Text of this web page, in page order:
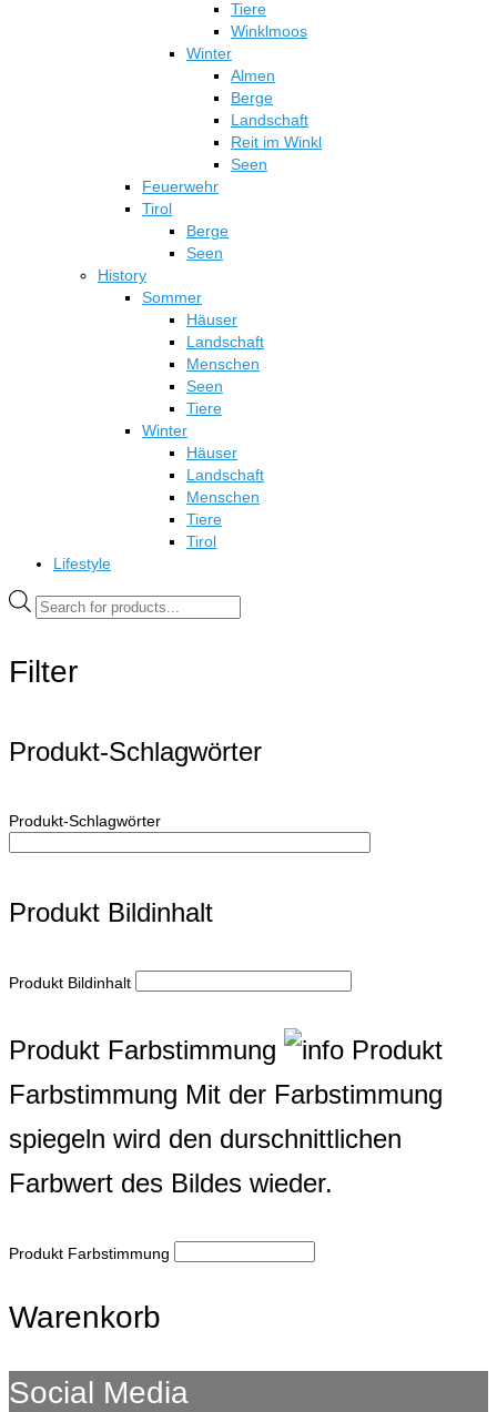
Tiere
Winklmoos
Winter
Almen
Berge
Landschaft
Reit im Winkl
Seen
Feuerwehr
Tirol
Berge
Seen
History
Sommer
Häuser
Landschaft
Menschen
Seen
Tiere
Winter
Häuser
Landschaft
Menschen
Tiere
Tirol
Lifestyle
Products
search
Filter
Produkt-Schlagwörter
Produkt-Schlagwörter
Produkt Bildinhalt
Produkt Bildinhalt
Produkt Farbstimmung
Produkt
Farbstimmung Mit der Farbstimmung
spiegeln wird den durschnittlichen
Farbwert des Bildes wieder.
Produkt Farbstimmung
Warenkorb
Social Media